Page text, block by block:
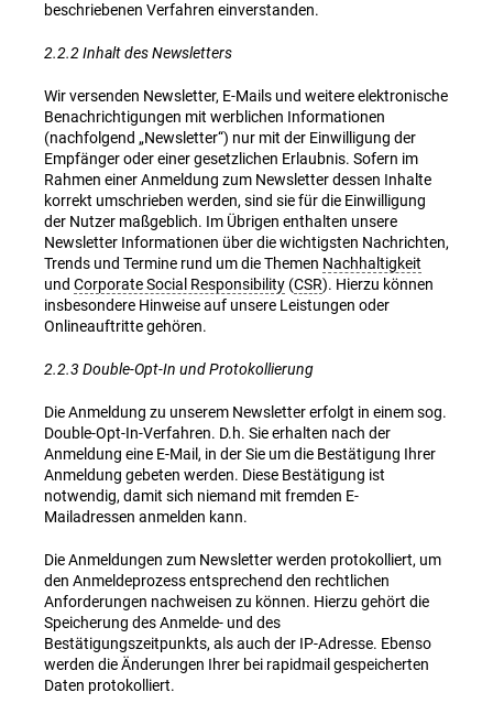
beschriebenen Verfahren einverstanden.
2.2.2 Inhalt des Newsletters
Wir versenden Newsletter, E-Mails und weitere elektronische
Benachrichtigungen mit werblichen Informationen
(nachfolgend „Newsletter“) nur mit der Einwilligung der
Empfänger oder einer gesetzlichen Erlaubnis. Sofern im
Rahmen einer Anmeldung zum Newsletter dessen Inhalte
korrekt umschrieben werden, sind sie für die Einwilligung
der Nutzer maßgeblich. Im Übrigen enthalten unsere
Newsletter Informationen über die wichtigsten Nachrichten,
Trends und Termine rund um die Themen Nachhaltigkeit
und Corporate Social Responsibility (CSR). Hierzu können
insbesondere Hinweise auf unsere Leistungen oder
Onlineauftritte gehören.
2.2.3 Double-Opt-In und Protokollierung
Die Anmeldung zu unserem Newsletter erfolgt in einem sog.
Double-Opt-In-Verfahren. D.h. Sie erhalten nach der
Anmeldung eine E-Mail, in der Sie um die Bestätigung Ihrer
Anmeldung gebeten werden. Diese Bestätigung ist
notwendig, damit sich niemand mit fremden E-
Mailadressen anmelden kann.
Die Anmeldungen zum Newsletter werden protokolliert, um
den Anmeldeprozess entsprechend den rechtlichen
Anforderungen nachweisen zu können. Hierzu gehört die
Speicherung des Anmelde- und des
Bestätigungszeitpunkts, als auch der IP-Adresse. Ebenso
werden die Änderungen Ihrer bei rapidmail gespeicherten
Daten protokolliert.